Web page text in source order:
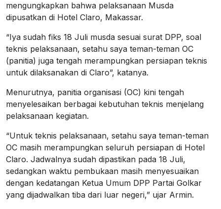
mengungkapkan bahwa pelaksanaan Musda
dipusatkan di Hotel Claro, Makassar.
“Iya sudah fiks 18 Juli musda sesuai surat DPP, soal
teknis pelaksanaan, setahu saya teman-teman OC
(panitia) juga tengah merampungkan persiapan teknis
untuk dilaksanakan di Claro”, katanya.
Menurutnya, panitia organisasi (OC) kini tengah
menyelesaikan berbagai kebutuhan teknis menjelang
pelaksanaan kegiatan.
“Untuk teknis pelaksanaan, setahu saya teman-teman
OC masih merampungkan seluruh persiapan di Hotel
Claro. Jadwalnya sudah dipastikan pada 18 Juli,
sedangkan waktu pembukaan masih menyesuaikan
dengan kedatangan Ketua Umum DPP Partai Golkar
yang dijadwalkan tiba dari luar negeri,” ujar Armin.